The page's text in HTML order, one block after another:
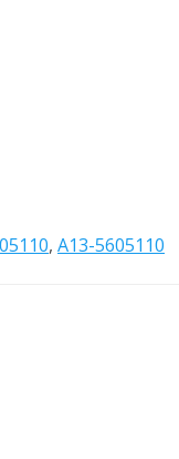
, А13-5605110